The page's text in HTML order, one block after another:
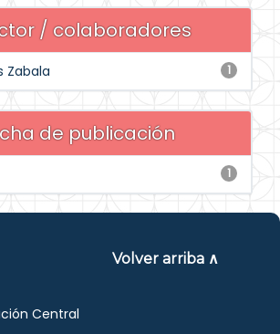
/ colaboradores
1
Zabala
de publicación
1
Volver arriba ∧
Central